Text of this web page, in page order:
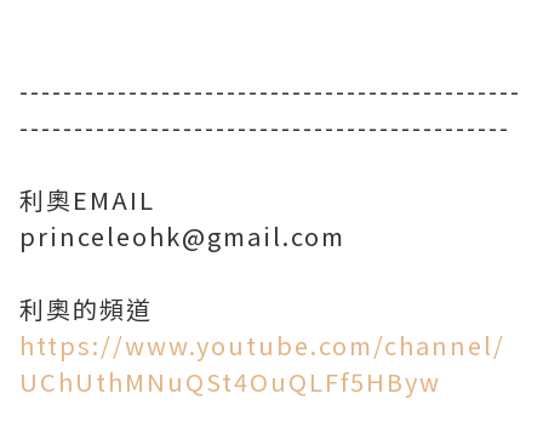
----------------------------------------------
---------------------------------------------
利奧EMAIL
princeleohk@gmail.com
https://www.youtube.com/channel/
UChUthMNuQSt4OuQLFf5HByw